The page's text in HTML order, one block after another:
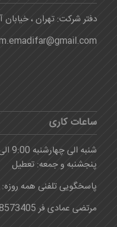
دفتر شرکت: تهران ، خیابان
ساعات کاری
شنبه الی چهارشنبه 9:00 الی 16:00
پنجشنبه و جمعه: تعطیل
پاسخگویی تلفنی همه روزه: 8:00-24:00
مرتضی عمادی فر 09128573405